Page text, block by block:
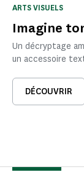
Imagine
ARTS VISUELS
Un décryptage
un accessoire
DÉCOUVRIR